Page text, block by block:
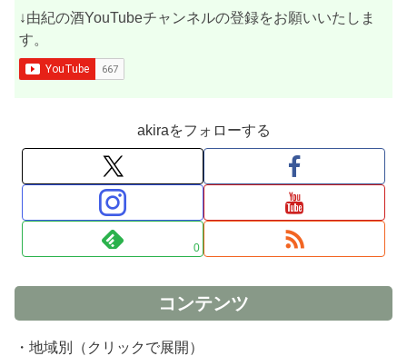
↓由紀の酒YouTubeチャンネルの登録をお願いいたしま
す。
akiraをフォローする
0
コンテンツ
・地域別（クリックで展開）